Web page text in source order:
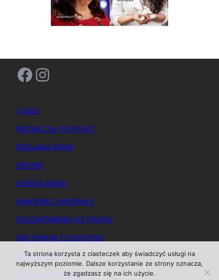
Facebook Instagram
O NAS
REDAKCJA / KONTAKT
REKLAMA WWW
SENNIK
KSIĘGA IMION
KAMIENIE I MINERAŁY
KOLOROWANKI DO DRUKU
ARCHIWUM CZASOPISM
REGULAMIN
REGULAMIN REKLAM
Ta strona korzysta z ciasteczek aby świadczyć usługi na
najwyższym poziomie. Dalsze korzystanie ze strony oznacza,
że zgadzasz się na ich użycie.